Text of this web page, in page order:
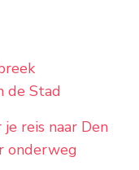
de Stad
reis naar Den
onderweg